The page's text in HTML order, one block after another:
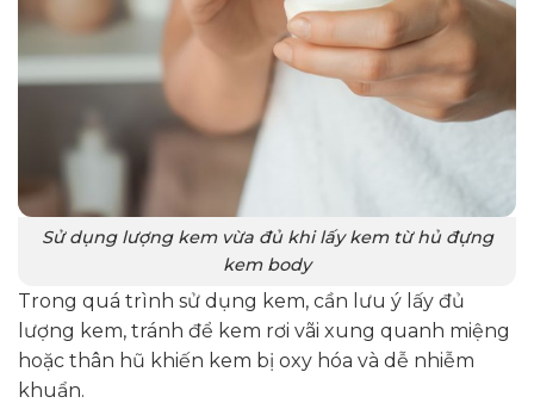
Sử dụng lượng kem vừa đủ khi lấy kem từ hủ đựng
kem body
Trong quá trình sử dụng kem, cần lưu ý lấy đủ
lượng kem, tránh để kem rơi vãi xung quanh miệng
hoặc thân hũ khiến kem bị oxy hóa và dễ nhiễm
khuẩn.